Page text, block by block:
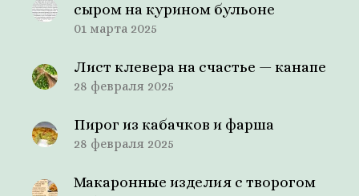
сыром на курином бульоне
01 марта 2025
Лист клевера на счастье — канапе
28 февраля 2025
Пирог из кабачков и фарша
28 февраля 2025
Макаронные изделия с творогом